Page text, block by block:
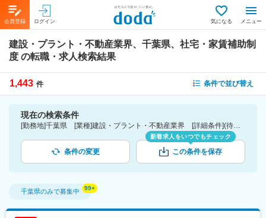
会員登録 ログイン 気になる メニュー
建設・プラント・不動産業界、千葉県、社宅・家賃補助制
度 の転職・求人検索結果
1,443 件 条件で並び替え
現在の検索条件
[勤務地]千葉県 [業種]建設・プラント・不動産業界 [詳細条件](待遇・福利厚生)社宅・家賃補助制度
条件の変更
新着求人をいつでもチェック
この条件を保存
千葉県のみで募集中